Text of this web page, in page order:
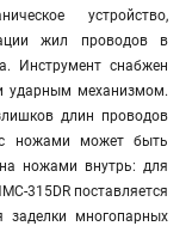
устройство,
жил проводов в
Инструмент снабжен
ударным механизмом.
длин проводов
с ножами может быть
ножами внутрь: для
315DR поставляется
многопарных